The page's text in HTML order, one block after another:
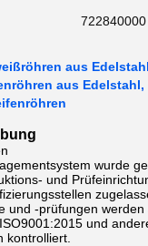
722840000
aus
aus
wurde
und
und -prüfungen
und
kontrolliert.